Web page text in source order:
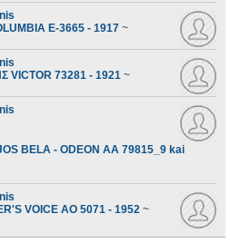
E-3665 - 1917 ~
73281 - 1921 ~
BELA - ODEON AA 79815_9 kai
VOICE AO 5071 - 1952 ~